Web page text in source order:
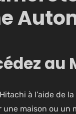
à l’aide de
maison ou un